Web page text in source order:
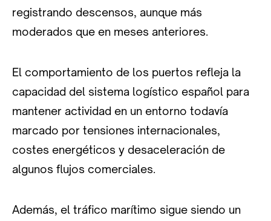
registrando descensos, aunque más
moderados que en meses anteriores.
El comportamiento de los puertos refleja la
capacidad del sistema logístico español para
mantener actividad en un entorno todavía
marcado por tensiones internacionales,
costes energéticos y desaceleración de
algunos flujos comerciales.
Además, el tráfico marítimo sigue siendo un